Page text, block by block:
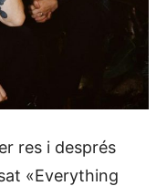
res i després
«Everything